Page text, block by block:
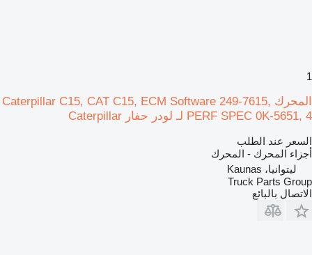
1
المحرك Caterpillar C15, CAT C15, ECM Software 249-7615,
PERF SPEC 0K-5651, 4 لـ لودر حفار Caterpillar
السعر عند الطلب
أجزاء المحرك - المحرك
ليتوانيا، Kaunas
Truck Parts Group
الاتصال بالبائع